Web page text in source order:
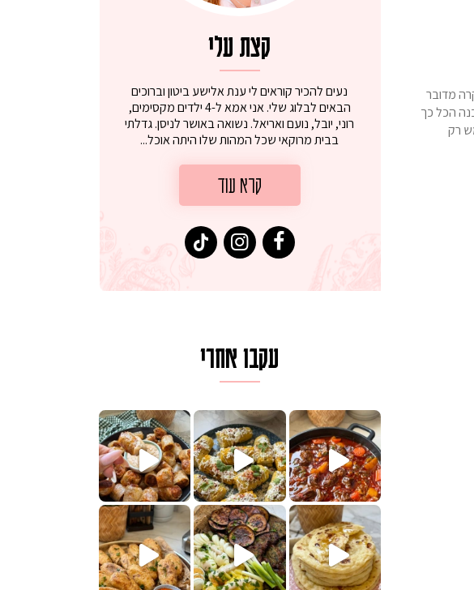
מדובר
הכל כך
רק
קצת עלי
נעים להכיר קוראים לי ענת אלישע ביטון וברוכים
הבאים לבלוג שלי. אני אמא ל-4 ילדים מקסימים,
רוני, יובל, נועם ואריאל. נשואה באושר לניסן. גדלתי
בבית מרוקאי שכל המהות שלו היתה אוכל...
קרא עוד
עקבו אחרי
. גולש המר
על מחבת עם גבינה בולגרית מעודנת מ
נשנושי פרגיות קריספיים ממכרים שמכינים בכמה דקות עב
רעיון מעולאז מה בשבילכם? בפ
פסטל טוניסאי לתשעת הימים, חשבתי מה לחדש לכם ונראה